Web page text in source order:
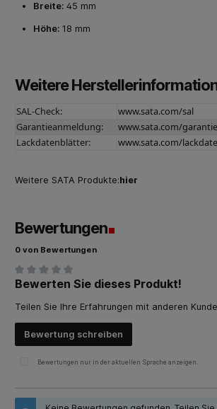
Breite: 45 mm
Höhe: 18 mm
Weitere
SAL-Check:
www.sata.com/sal
Garantieanmeldung:
www.sata.com/
Lackdatenblätter:
www.sata.com/
Weitere SATA Produkte:hier
Bewertungen
0 von Bewertungen
Durchschnittliche Bewertung von 0 von 5
Bewerten Sie dieses Produkt!
Teilen Sie Ihre Erfahrungen mit anderen
Bewertung schreiben
Bewertungen nur in der aktuellen Sprache anzeigen.